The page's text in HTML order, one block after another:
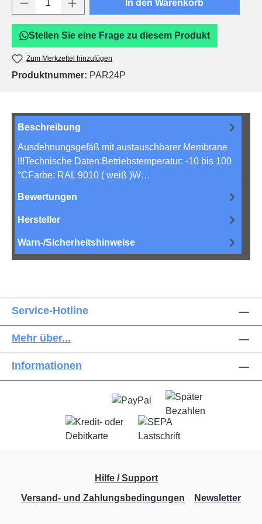
In den Warenkorb
Stellen Sie eine Frage zu diesem Produkt
Zum Merkzettel hinzufügen
Produktnummer: PAR24P
Beschreibung
Ausdehnungsgefäß mit austauschbarer Membrane
!!!Technische Daten:Betriebstemperatur: -10 bis 100
°CFarbe: RAL 9010 ( weiß )W…
Bewertungen
Hersteller
Warn-/Sicherheitshinweise
Service-Hotline
Mehr über...
Informationen
Hilfe / Support
Versand- und Zahlungsbedingungen
Newsletter